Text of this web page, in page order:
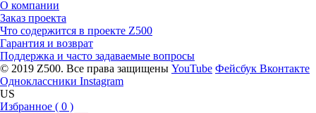
О компании
Заказ проекта
Что содержится в проекте Z500
Гарантия и возврат
Поддержка и часто задаваемые вопросы
© 2019 Z500. Все права защищены YouTube Фейсбук Вконтакте
Одноклассники Instagram
US
Избранное ( 0 )